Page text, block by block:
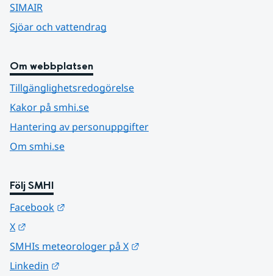
SIMAIR
Sjöar och vattendrag
Om webbplatsen
Tillgänglighetsredogörelse
Kakor på smhi.se
Hantering av personuppgifter
Om smhi.se
Följ SMHI
Facebook
X
SMHIs meteorologer på X
Linkedin